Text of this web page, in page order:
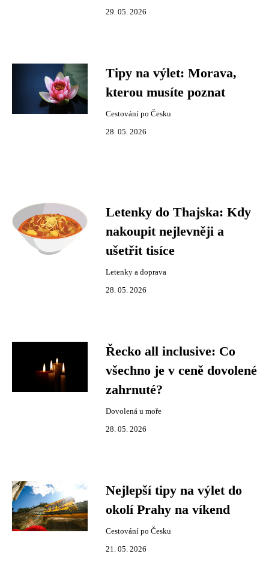
29. 05. 2026
Tipy na výlet: Morava,
kterou musíte poznat
Cestování po Česku
28. 05. 2026
Letenky do Thajska: Kdy
nakoupit nejlevněji a
ušetřit tisíce
Letenky a doprava
28. 05. 2026
Řecko all inclusive: Co
všechno je v ceně dovolené
zahrnuté?
Dovolená u moře
28. 05. 2026
Nejlepší tipy na výlet do
okolí Prahy na víkend
Cestování po Česku
21. 05. 2026